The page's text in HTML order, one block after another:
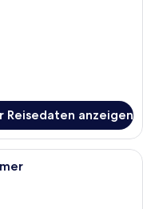
Reisedaten anzeigen
kostenloses WLAN,